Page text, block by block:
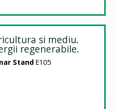
si mediu.
regenerabile.
Stand E105